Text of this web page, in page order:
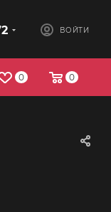
ВОЙТИ
0 0